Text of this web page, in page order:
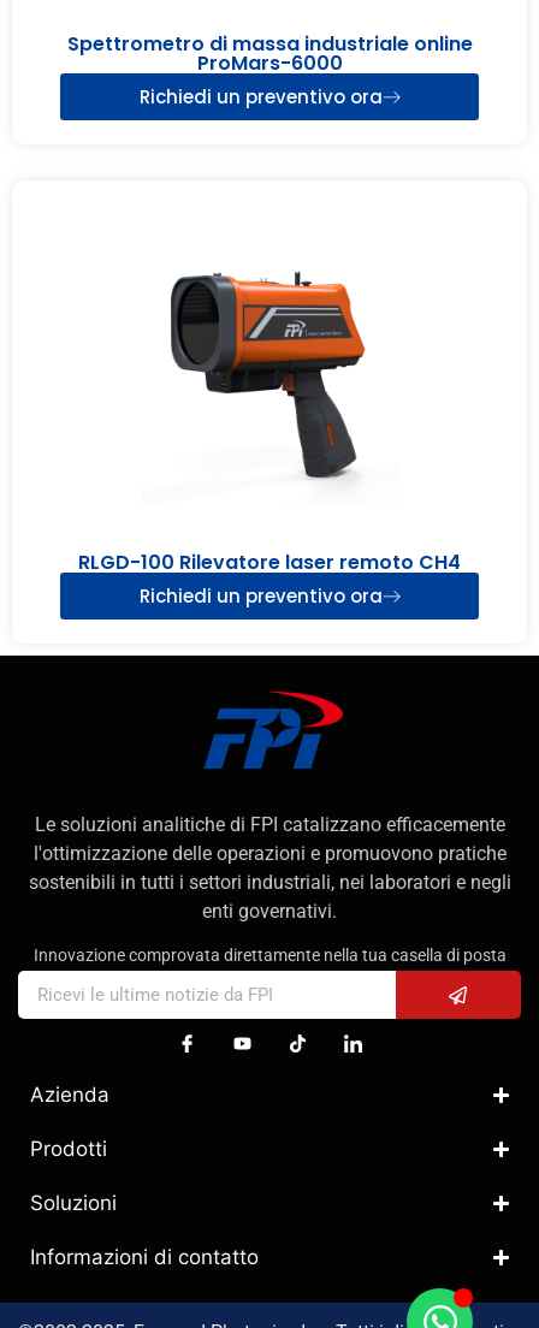
Spettrometro di massa industriale online
ProMars-6000
Richiedi un preventivo ora
RLGD-100 Rilevatore laser remoto CH4
Richiedi un preventivo ora
Le soluzioni analitiche di FPI catalizzano efficacemente
l'ottimizzazione delle operazioni e promuovono pratiche
sostenibili in tutti i settori industriali, nei laboratori e negli
enti governativi.
Innovazione comprovata direttamente nella tua casella di posta
Azienda
Prodotti
Soluzioni
Informazioni di contatto